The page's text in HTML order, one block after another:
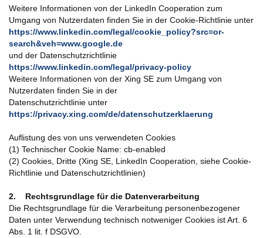
Weitere Informationen von der LinkedIn Cooperation zum
Umgang von Nutzerdaten finden Sie in der Cookie-Richtlinie unter
https://www.linkedin.com/legal/cookie_policy?src=or-
search&veh=www.google.de
und der Datenschutzrichtlinie
https://www.linkedin.com/legal/privacy-policy
Weitere Informationen von der Xing SE zum Umgang von
Nutzerdaten finden Sie in der
Datenschutzrichtlinie unter
https://privacy.xing.com/de/datenschutzerklaerung
Auflistung des von uns verwendeten Cookies
(1) Technischer Cookie Name: cb-enabled
(2) Cookies, Dritte (Xing SE, LinkedIn Cooperation, siehe Cookie-
Richtlinie und Datenschutzrichtlinien)
2. Rechtsgrundlage für die Datenverarbeitung
Die Rechtsgrundlage für die Verarbeitung personenbezogener
Daten unter Verwendung technisch notweniger Cookies ist Art. 6
Abs. 1 lit. f DSGVO.